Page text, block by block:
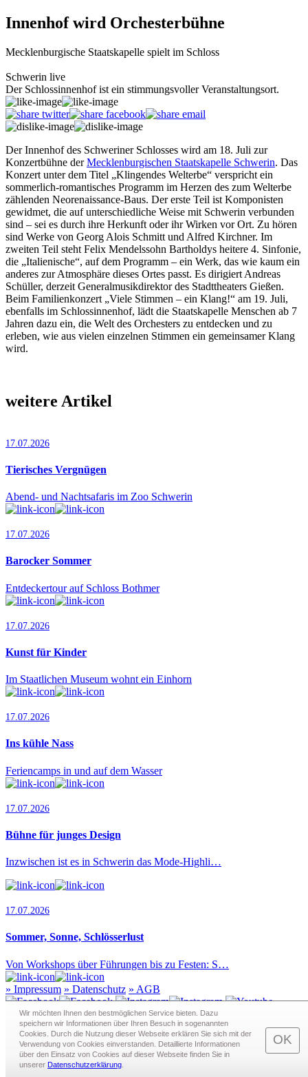
Innenhof wird Orchesterbühne
Mecklenburgische Staatskapelle spielt im Schloss
Schwerin live
Der Schlossinnenhof ist ein stimmungsvoller Veranstaltungsort.
Der Innenhof des Schweriner Schlosses wird am 18. Juli zur
Konzertbühne derMecklenburgischen Staatskapelle Schwerin. Das
Konzert unter dem Titel „Klingendes Welterbe“ verspricht ein
sommerlich-romantisches Programm im Herzen des zum Welterbe
zählenden Neorenaissance-Baus. Der erste Teil ist Komponisten
gewidmet, die auf unterschiedliche Weise mit Schwerin verbunden
sind – sei es durch ihre Herkunft oder ihr Wirken vor Ort. Zu hören
sind Werke von Georg Alois Schmitt und Alfred Kirchner. Im
zweiten Teil steht Felix Mendelssohn Bartholdys heitere 4. Sinfonie,
die „Italienische“, auf dem Programm – ein Werk, das wie kaum ein
anderes zur Atmosphäre dieses Ortes passt. Es dirigiert Andreas
Schüller, derzeit Generalmusikdirektor des Stadttheaters Gießen.
Beim Familienkonzert „Viele Stimmen – ein Klang!“ am 19. Juli,
ebenfalls im Schlossinnenhof, lädt die Staatskapelle Menschen ab 7
Jahren dazu ein, die Welt des Orchesters zu entdecken und zu
erleben, wie aus vielen einzelnen Stimmen ein gemeinsamer Klang
wird.
weitere Artikel
17.07.2026
Tierisches Vergnügen
Abend- und Nachtsafaris im Zoo Schwerin
17.07.2026
Barocker Sommer
Entdeckertour auf Schloss Bothmer
17.07.2026
Kunst für Kinder
Im Staatlichen Museum wohnt ein Einhorn
17.07.2026
Ins kühle Nass
Feriencamps in und auf dem Wasser
17.07.2026
Bühne für junges Design
Inzwischen ist es in Schwerin das Mode-Highli…
17.07.2026
Sommer, Sonne, Schlösserlust
Von Workshops über Führungen bis zu Festen: S…
» Impressum » Datenschutz » AGB
Redaktion · Graf-Schack-Alle 8 · 19053 Schwerin
Telefon:0385 - 63 83 281· Fax: 0385 - 63 83 279 · Mail:
redaktion@schwerin.live
Wir möchten Ihnen den bestmöglichen Service bieten. Dazu
speichern wir Informationen über Ihren Besuch in sogenann­ten
Cookies. Durch die Nutzung dieser Webseite erklären Sie sich mit der
Verwendung von Cookies einverstanden. Detaillierte Informationen
über den Einsatz von Cookies auf dieser Webseite finden Sie in
unserer Datenschutzerklärung
OK